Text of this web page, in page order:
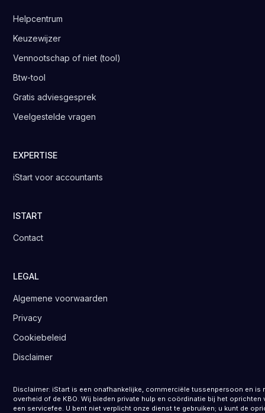
Helpcentrum
Keuzewijzer
Vennootschap of niet (tool)
Btw-tool
Gratis adviesgesprek
Veelgestelde vragen
EXPERTISE
iStart voor accountants
ISTART
Contact
LEGAL
Algemene voorwaarden
Privacy
Cookiebeleid
Disclaimer
Disclaimer: iStart is een onafhankelijke, commerciële tussenpersoon en is
overheid of de KBO. Wij bieden private hulp en coördinatie bij het
een servicefee. U bent niet verplicht onze dienst te gebruiken; u kunt de